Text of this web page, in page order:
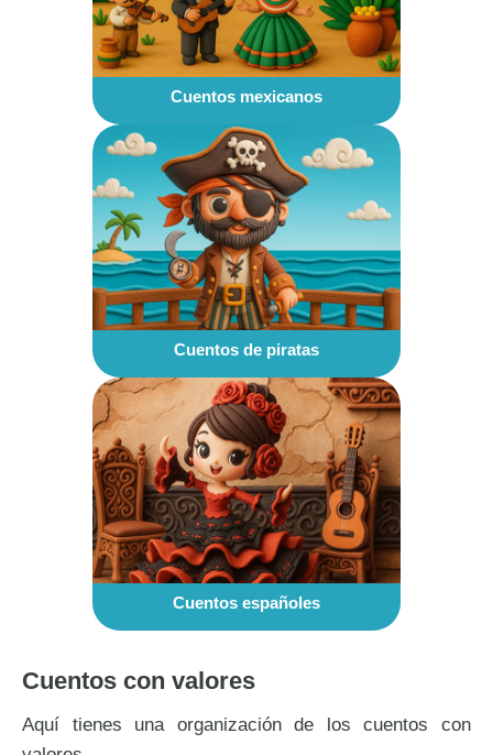
Cuentos mexicanos
Cuentos de piratas
Cuentos españoles
Cuentos con valores
Aquí tienes una organización de los cuentos con